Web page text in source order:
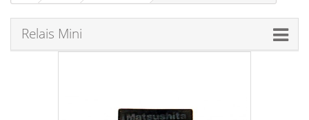
Relais Mini